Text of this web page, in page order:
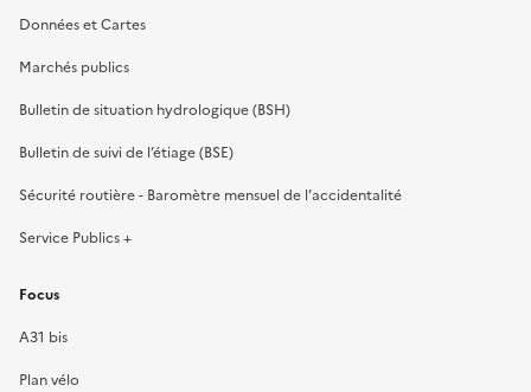
Données et Cartes
Marchés publics
Bulletin de situation hydrologique (BSH)
Bulletin de suivi de l’étiage (BSE)
Sécurité routière - Baromètre mensuel de l’accidentalité
Service Publics +
Focus
A31 bis
Plan vélo